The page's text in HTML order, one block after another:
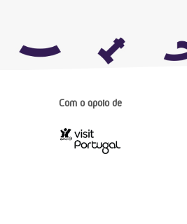
Com o apoio de